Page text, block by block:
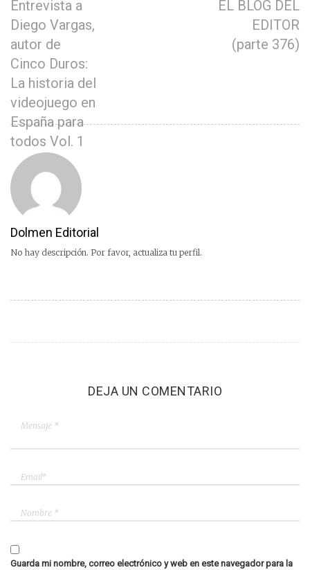
Entrevista a
Diego Vargas,
autor de
Cinco Duros:
La historia del
videojuego en
España para
todos Vol. 1
EL BLOG DEL
EDITOR
(parte 376)
Dolmen Editorial
No hay descripción. Por favor, actualiza tu perfil.
DEJA UN COMENTARIO
Guarda mi nombre, correo electrónico y web en este navegador para la